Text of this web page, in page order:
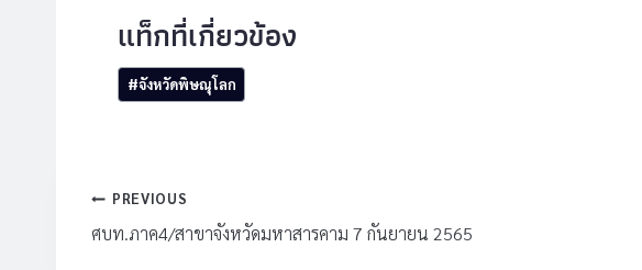
Post
Tags:
#จังหวัดพิษณุโลก
แนะแนว
เรื่อง
PREVIOUS
ศบท.ภาค4/สาขาจังหวัดมหาสารคาม 7 กันยายน 2565